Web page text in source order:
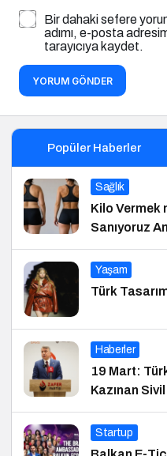
Bir dahaki sefere
adımı, e-posta
tarayıcıya kaydet.
YORUM GÖNDER
Popüler Haberler
Sağlık
Kilo Vermek
Sanıyoruz
Yaşam
Türk
Haberler
19 Mart:
Kazınan
Startup